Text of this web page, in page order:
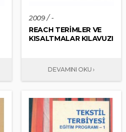
2009 / -
REACH TERİMLER VE
KISALTMALAR KILAVUZI